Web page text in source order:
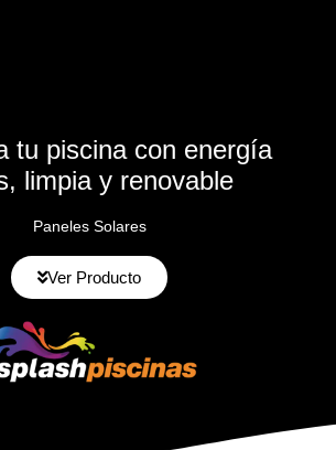
tu piscina con energía
limpia y renovable
Paneles Solares
Ver Producto